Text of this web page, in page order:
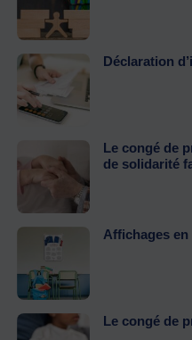
Déclaration
Le congé de
de solidarité
Affichages en
Le congé de